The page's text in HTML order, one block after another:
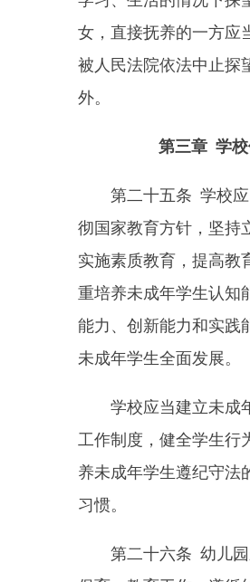
学习有困难的学生，应当耐
生的信息档案，开展关爱帮
第三十条 学校应当根
年学生身心发展特点，进行
活指导、心理健康辅导、青
第三十一条 学校应当组
常生活劳动、生产劳动和服
动，帮助未成年学生掌握必
动知识和技能，养成良好的
惯。